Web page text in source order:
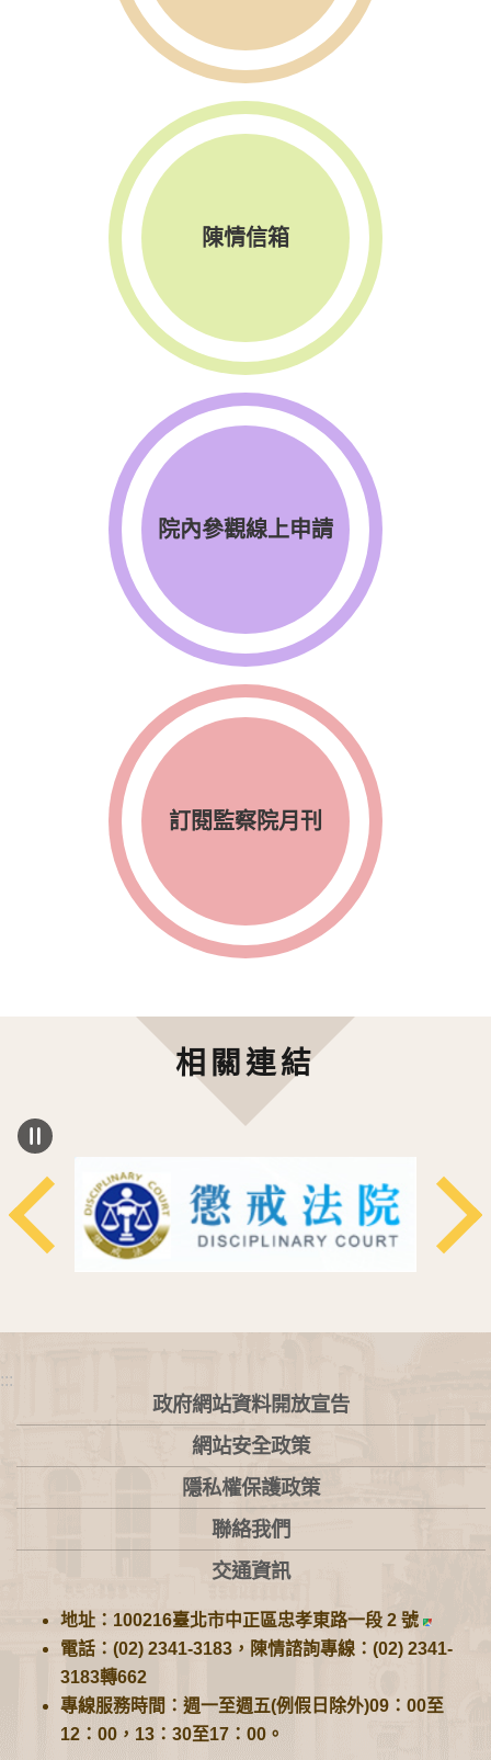
陳情信箱
院內參觀線上申請
訂閱監察院月刊
相關連結
:::
政府網站資料開放宣告
網站安全政策
隱私權保護政策
聯絡我們
交通資訊
地址：100216臺北市中正區忠孝東路一段 2 號
電話：(02) 2341-3183，陳情諮詢專線：(02) 2341-
3183轉662
專線服務時間：週一至週五(例假日除外)09：00至
12：00，13：30至17：00。